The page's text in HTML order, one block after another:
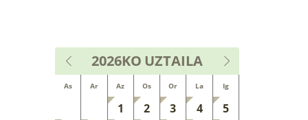
2026KO UZTAILA
As Ar Az Os Or La Ig
1 2 3 4
5